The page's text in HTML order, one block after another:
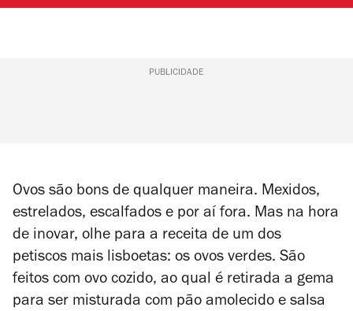
PUBLICIDADE
Ovos são bons de qualquer maneira. Mexidos,
estrelados, escalfados e por aí fora. Mas na hora
de inovar, olhe para a receita de um dos
petiscos mais lisboetas: os ovos verdes. São
feitos com ovo cozido, ao qual é retirada a gema
para ser misturada com pão amolecido e salsa